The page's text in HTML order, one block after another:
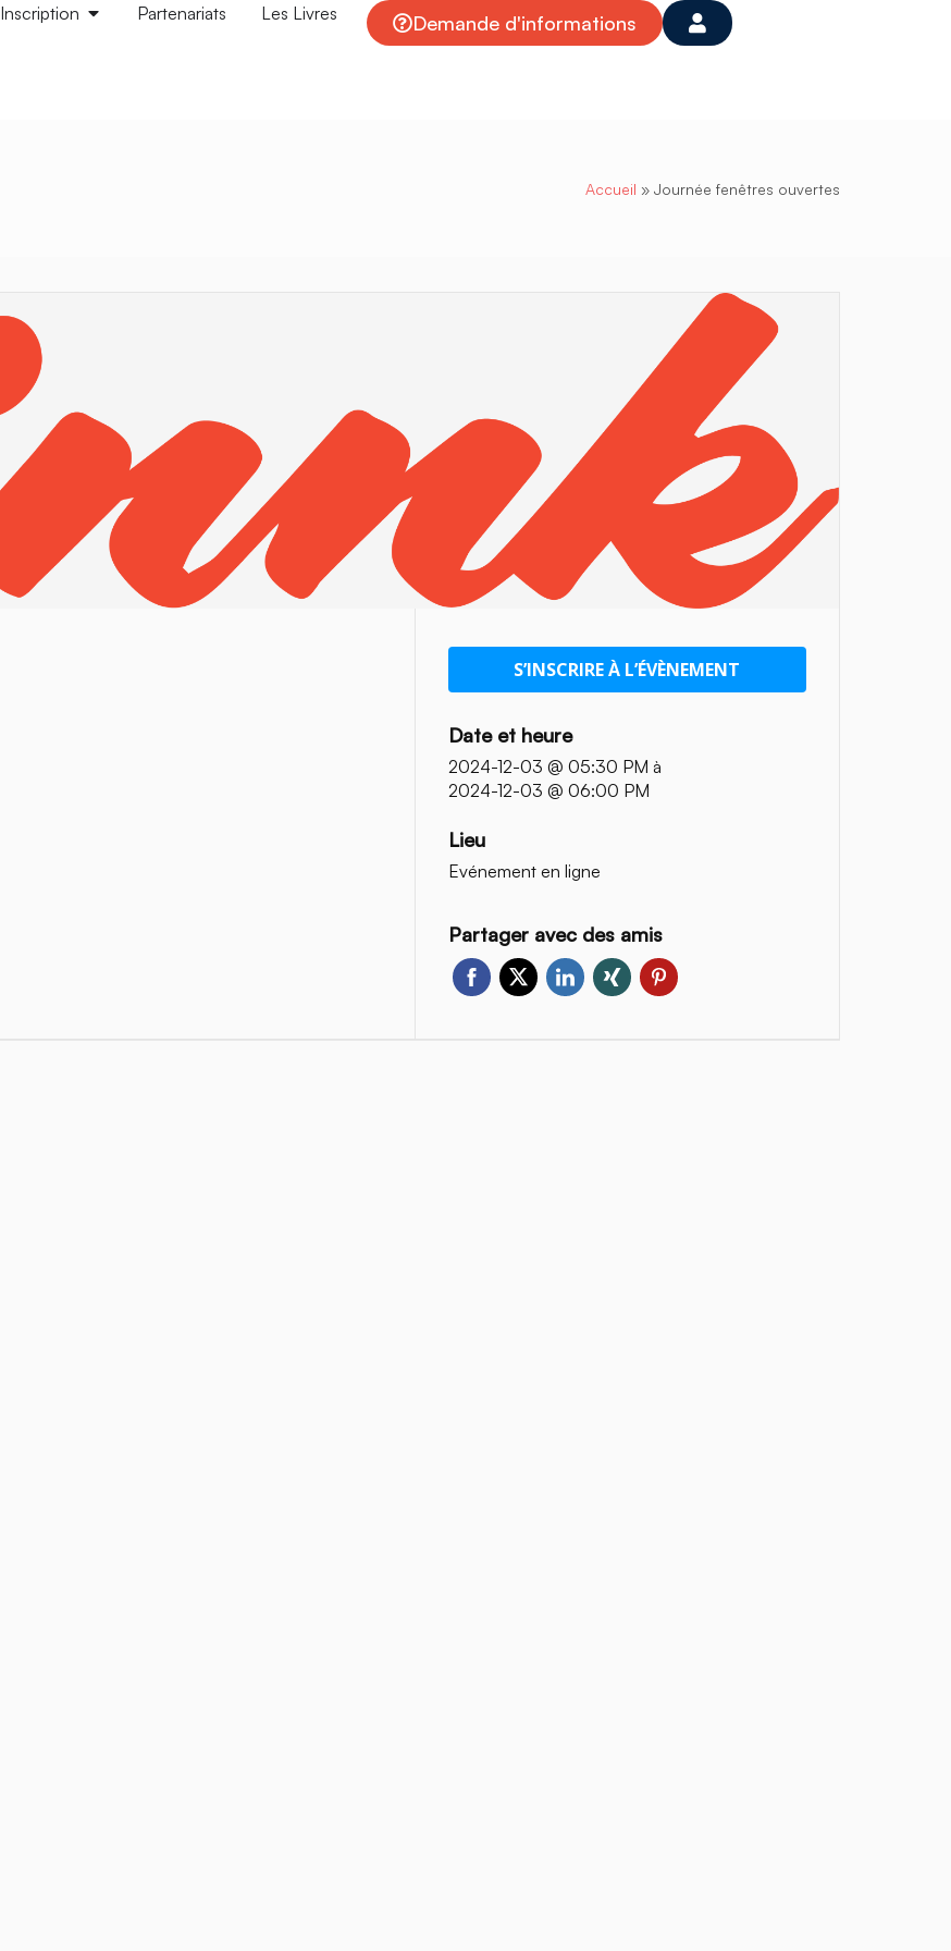
Inscription Partenariats Les Livres Demande d'informations
Accueil » Journée fenêtres ouvertes
S’INSCRIRE À L’ÉVÈNEMENT
Date et heure
2024-12-03 @ 05:30 PM à
2024-12-03 @ 06:00 PM
Lieu
Evénement en ligne
Partager avec des amis